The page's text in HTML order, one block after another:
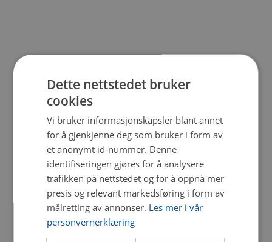
Dette nettstedet bruker
cookies
Vi bruker informasjonskapsler blant annet
for å gjenkjenne deg som bruker i form av
et anonymt id-nummer. Denne
identifiseringen gjøres for å analysere
trafikken på nettstedet og for å oppnå mer
presis og relevant markedsføring i form av
målretting av annonser. Les mer i vår
personvernerklæring